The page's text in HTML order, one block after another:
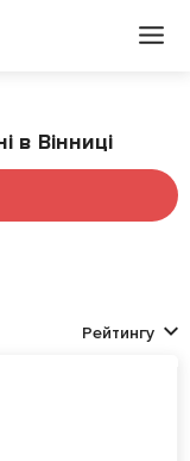
в Вінниці
Рейтингу